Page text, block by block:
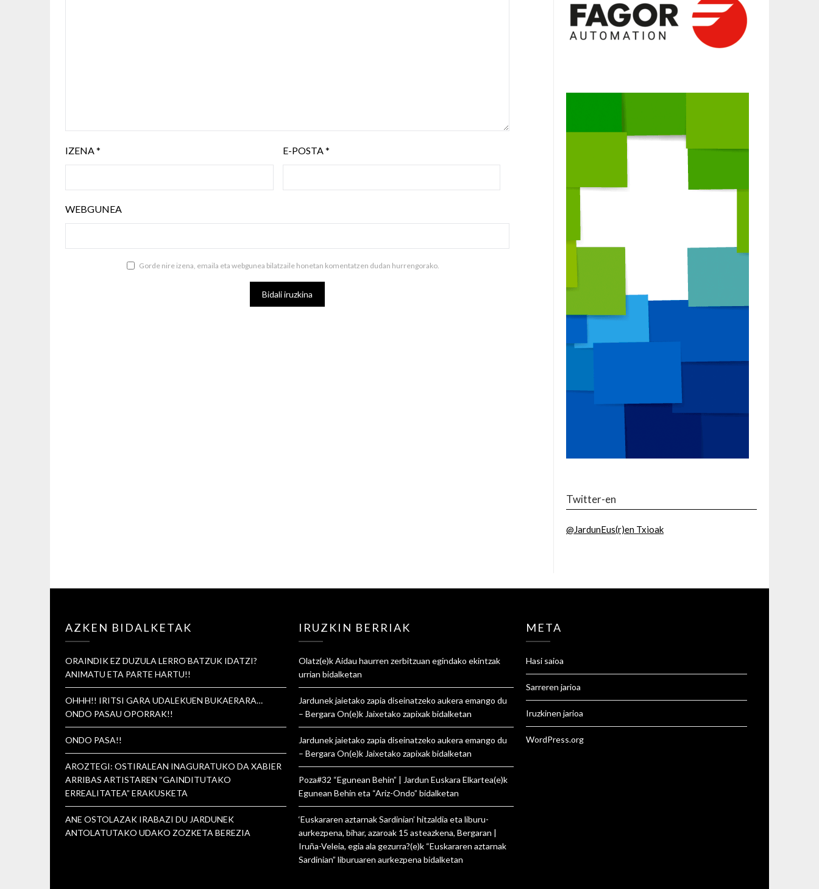
IZENA* E-POSTA*
WEBGUNEA
Gorde nire izena, emaila eta webgunea bilatzaile honetan komentatzen dudan hurrengorako.
Twitter-en
@JardunEus(r)en Txioak
AZKEN BIDALKETAK
ORAINDIK EZ DUZULA LERRO BATZUK IDATZI?
ANIMATU ETA PARTE HARTU!!
OHHH!! IRITSI GARA UDALEKUEN BUKAERARA…
ONDO PASAU OPORRAK!!
ONDO PASA!!
AROZTEGI: OSTIRALEAN INAGURATUKO DA XABIER
ARRIBAS ARTISTAREN “GAINDITUTAKO
ERREALITATEA” ERAKUSKETA
ANE OSTOLAZAK IRABAZI DU JARDUNEK
ANTOLATUTAKO UDAKO ZOZKETA BEREZIA
IRUZKIN BERRIAK
Olatz(e)kAidau haurren zerbitzuan egindako ekintzak
urrian bidalketan
Jardunek jaietako zapia diseinatzeko aukera emango du
– Bergara On(e)k Jaixetako zapixakbidalketan
Jardunek jaietako zapia diseinatzeko aukera emango du
– Bergara On(e)k Jaixetako zapixakbidalketan
Poza#32 “Egunean Behin” | Jardun Euskara Elkartea(e)k
Egunean Behin eta “Ariz-Ondo” bidalketan
‘Euskararen aztarnak Sardinian’ hitzaldia eta liburu-
aurkezpena, bihar, azaroak 15 asteazkena, Bergaran |
Iruña-Veleia, egia ala gezurra?(e)k “Euskararen aztarnak
Sardinian” liburuaren aurkezpena bidalketan
META
Hasi saioa
Sarreren jarioa
Iruzkinen jarioa
WordPress.org